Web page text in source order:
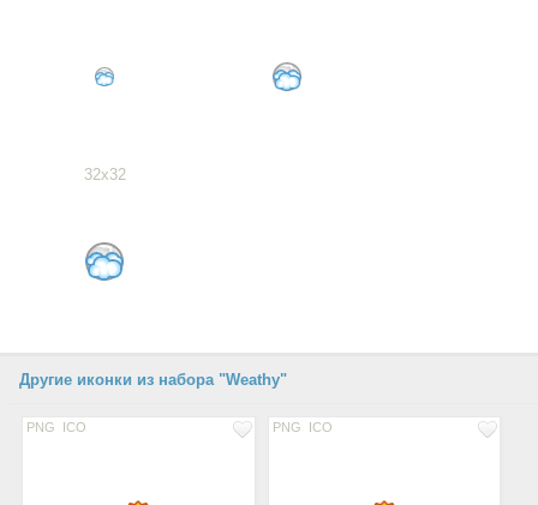
32x32
Другие иконки из набора "Weathy"
PNG ICO PNG ICO